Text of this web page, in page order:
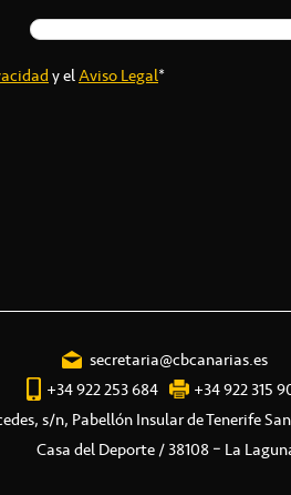
y elAviso Legal*
secretaria@cbcanarias.es
+34 922 253 684
+34 922 315
s/n, Pabellón Insular de Tenerife
Casa del Deporte / 38108 – La